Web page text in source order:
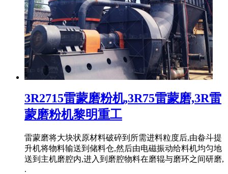
3R2715雷蒙磨粉机,3R75雷蒙磨,3R雷
蒙磨粉机黎明重工
雷蒙磨将大块状原材料破碎到所需进料粒度后,由畚斗提
升机将物料输送到储料仓,然后由电磁振动给料机均匀地
送到主机磨腔内,进入到磨腔物料在磨辊与磨环之间研磨,
.